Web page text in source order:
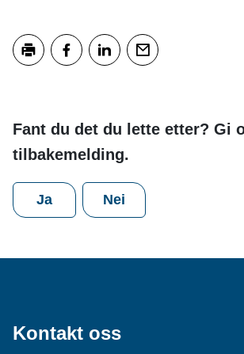
Fant du det du lette etter? Gi
tilbakemelding.
Ja Nei
Kontakt oss